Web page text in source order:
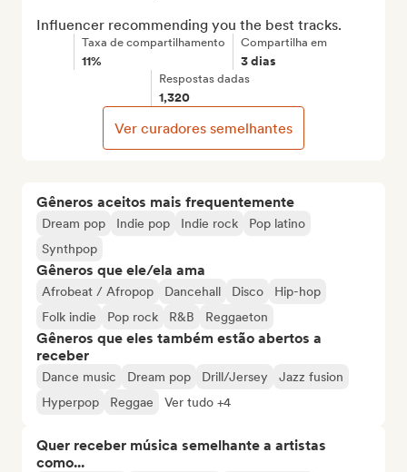
Gêneros aceitos mais frequentemente
Dream pop Indie pop Indie rock
Pop latino
Synthpop
Gêneros que ele/ela ama
Afrobeat / Afropop Dancehall Disco
Hip-hop
Folk indie
Pop rock R&B Reggaeton
Gêneros que eles também estão abertos a
receber
Dance music Dream pop Drill/Jersey
Jazz fusion
Hyperpop
Reggae Ver tudo +4
Quer receber música semelhante a artistas
como...
Influencer recommending you the best tracks.
Taxa de compartilhamento
11%
Compartilha em
3 dias
Respostas dadas
1,320
Ver curadores semelhantes